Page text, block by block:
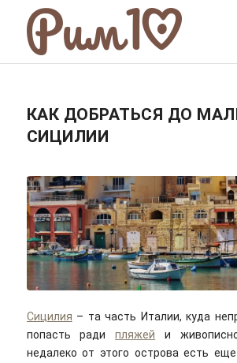
КАК ДОБРАТЬСЯ ДО
СИЦИЛИИ
Сицилия – та часть Италии, куда
попасть радипляжей и
недалеко от этого острова есть